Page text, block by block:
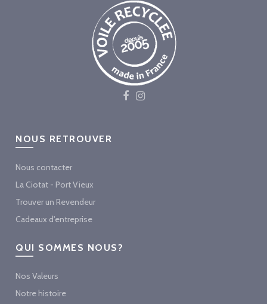
NOUS RETROUVER
Nous contacter
La Ciotat - Port Vieux
Trouver un Revendeur
Cadeaux d'entreprise
QUI SOMMES NOUS?
Nos Valeurs
Notre histoire